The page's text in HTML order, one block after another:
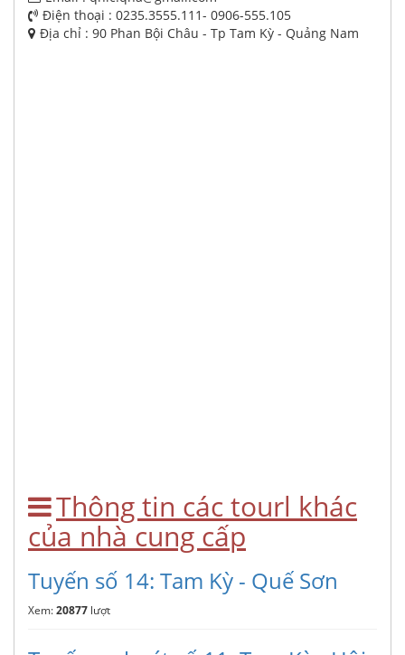
Điện thoại : 0235.3555.111- 0906-555.105
Địa chỉ : 90 Phan Bội Châu - Tp Tam Kỳ - Quảng Nam
Thông tin các tourl khác
của nhà cung cấp
Tuyến số 14: Tam Kỳ - Quế Sơn
Xem:20877 lượt